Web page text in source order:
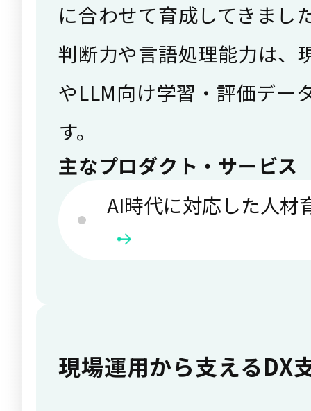
に合わせて育成してきまし
判断力や言語処理能力は、
やLLM向け学習・評価デー
す。
主なプロダクト・サービス
AI時代に対応した人材
現場運用から支えるDX